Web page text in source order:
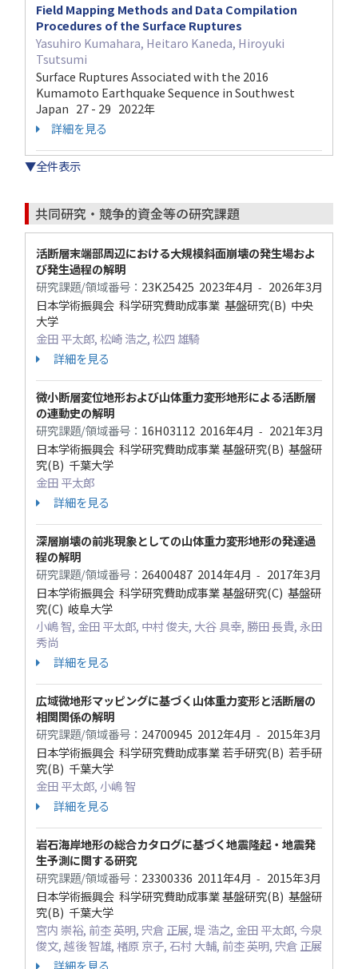
Field Mapping Methods and Data Compilation
Procedures of the Surface Ruptures
Yasuhiro Kumahara, Heitaro Kaneda, Hiroyuki
Tsutsumi
Surface Ruptures Associated with the 2016
Kumamoto Earthquake Sequence in Southwest
Japan 27 - 29 2022年
詳細を見る
▼全件表示
共同研究・競争的資金等の研究課題
活断層末端部周辺における大規模斜面崩壊の発生場およ
び発生過程の解明
研究課題/領域番号： 23K25425 2023年4月 - 2026年3月
日本学術振興会 科学研究費助成事業 基盤研究(B) 中央
大学
金田 平太郎, 松崎 浩之, 松四 雄騎
詳細を見る
微小断層変位地形および山体重力変形地形による活断層
の連動史の解明
研究課題/領域番号： 16H03112 2016年4月 - 2021年3月
日本学術振興会 科学研究費助成事業 基盤研究(B) 基盤研
究(B) 千葉大学
金田 平太郎
詳細を見る
深層崩壊の前兆現象としての山体重力変形地形の発達過
程の解明
研究課題/領域番号： 26400487 2014年4月 - 2017年3月
日本学術振興会 科学研究費助成事業 基盤研究(C) 基盤研
究(C) 岐阜大学
小嶋 智, 金田 平太郎, 中村 俊夫, 大谷 具幸, 勝田 長貴, 永田
秀尚
詳細を見る
広域微地形マッピングに基づく山体重力変形と活断層の
相関関係の解明
研究課題/領域番号： 24700945 2012年4月 - 2015年3月
日本学術振興会 科学研究費助成事業 若手研究(B) 若手研
究(B) 千葉大学
金田 平太郎, 小嶋 智
詳細を見る
岩石海岸地形の総合カタログに基づく地震隆起・地震発
生予測に関する研究
研究課題/領域番号： 23300336 2011年4月 - 2015年3月
日本学術振興会 科学研究費助成事業 基盤研究(B) 基盤研
究(B) 千葉大学
宮内 崇裕, 前杢 英明, 宍倉 正展, 堤 浩之, 金田 平太郎, 今泉
俊文, 越後 智雄, 楮原 京子, 石村 大輔, 前杢 英明, 宍倉 正展